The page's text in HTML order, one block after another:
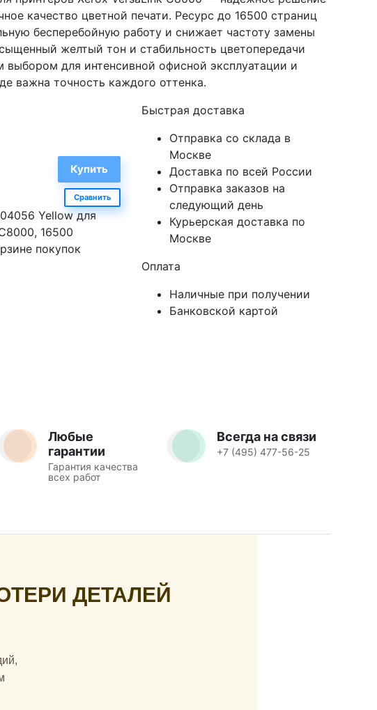
качество цветной печати. Ресурс до 16500 страниц
бесперебойную работу и снижает частоту замены
желтый тон и стабильность цветопередачи
для интенсивной офисной эксплуатации и
важна точность каждого оттенка.
Сравнить
Yellow для
16500
покупок
Быстрая доставка
Отправка со склада в
Москве
Доставка по всей России
Отправка заказов на
следующий день
Курьерская доставка по
Москве
Оплата
Наличные при получении
Банковской картой
Любые
гарантии
Гарантия качества
всех работ
Всегда на связи
+7 (495) 477-56-25
ДЕТАЛЕЙ